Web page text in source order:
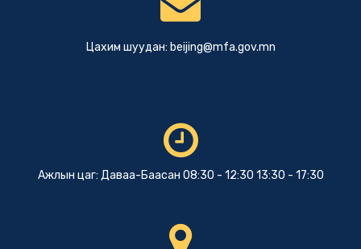
Цахим шуудан: beijing@mfa.gov.mn
Ажлын цаг: Даваа-Баасан 08:30 - 12:30 13:30 - 17:30